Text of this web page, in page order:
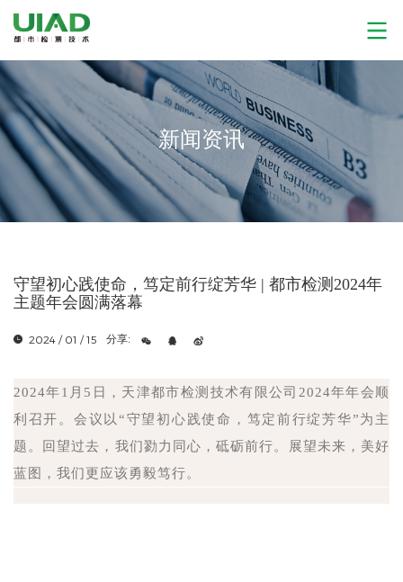
新闻资讯
守望初心践使命，笃定前行绽芳华 | 都市检测2024年
主题年会圆满落幕
2024 / 01 / 15 分享:
2024年1月5日，天津都市检测技术有限公司2024年年会顺
利召开。会议以“守望初心践使命，笃定前行绽芳华”为主
题。回望过去，我们勠力同心，砥砺前行。展望未来，美好
蓝图，我们更应该勇毅笃行。